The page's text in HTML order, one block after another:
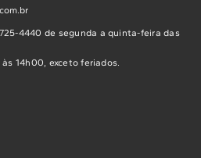
4440 de segunda a quinta-feira das
14h00, exceto feriados.